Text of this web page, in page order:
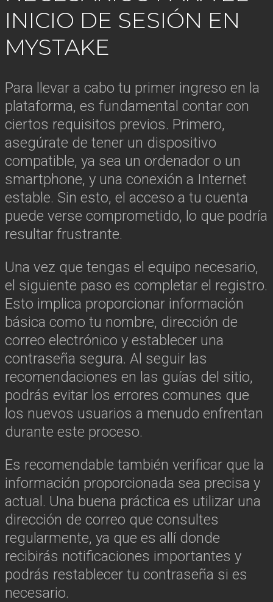
INICIO DE SESIÓN EN
MYSTAKE
Para llevar a cabo tu primer ingreso en la
plataforma, es fundamental contar con
ciertos requisitos previos. Primero,
asegúrate de tener un dispositivo
compatible, ya sea un ordenador o un
smartphone, y una conexión a Internet
estable. Sin esto, el acceso a tu cuenta
puede verse comprometido, lo que podría
resultar frustrante.
Una vez que tengas el equipo necesario,
el siguiente paso es completar el registro.
Esto implica proporcionar información
básica como tu nombre, dirección de
correo electrónico y establecer una
contraseña segura. Al seguir las
recomendaciones en las guías del sitio,
podrás evitar los errores comunes que
los nuevos usuarios a menudo enfrentan
durante este proceso.
Es recomendable también verificar que la
información proporcionada sea precisa y
actual. Una buena práctica es utilizar una
dirección de correo que consultes
regularmente, ya que es allí donde
recibirás notificaciones importantes y
podrás restablecer tu contraseña si es
necesario.